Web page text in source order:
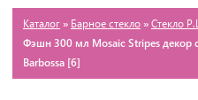
Каталог » Барное стекло » Стекло
Фэшн 300 мл Mosaic Stripes декор
Barbossa [6]